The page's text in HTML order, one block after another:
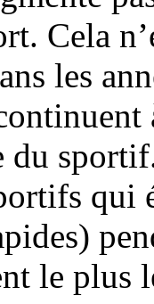
Cela
les
qui
le plus